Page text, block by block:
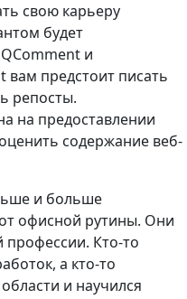
свою карьеру
будет
и
вам предстоит писать
репосты.
на предоставлении
содержание веб-
и больше
офисной рутины. Они
профессии. Кто-то
а кто-то
и научился